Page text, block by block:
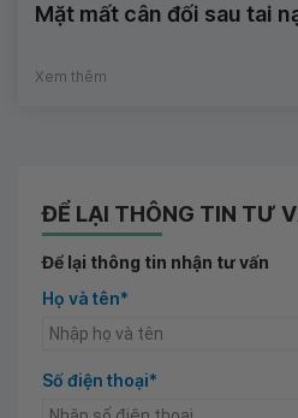
Mặt mất cân đối sau tai
Xem thêm
ĐỂ LẠI THÔNG TIN TƯ
Để lại thông tin nhận tư vấn
Họ và tên*
Số điện thoại*